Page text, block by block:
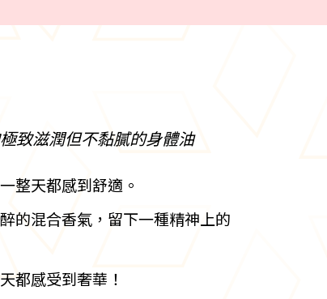
致滋潤但不黏膩的身體油
整天都感到舒適。
的混合香氣，留下一種精神上的
都感受到奢華！